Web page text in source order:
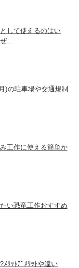
して使えるのはい
…
)の駐車場や交通規制
工作に使える簡単か
い恐竜工作おすすめ
ﾒﾘｯﾄﾃﾞﾒﾘｯﾄや違い